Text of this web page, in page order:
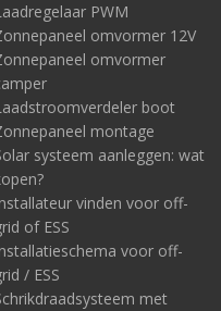
PWM
omvormer 12V
omvormer
boot
montage
systeem aanleggen: wat
vinden voor off-
of ESS
voor off-
/ ESS
met